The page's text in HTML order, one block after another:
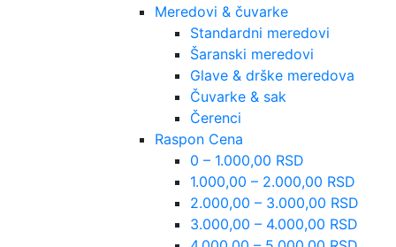
Meredovi & čuvarke
Standardni meredovi
Šaranski meredovi
Glave & drške meredova
Čuvarke & sak
Čerenci
Raspon Cena
0 – 1.000,00 RSD
1.000,00 – 2.000,00 RSD
2.000,00 – 3.000,00 RSD
3.000,00 – 4.000,00 RSD